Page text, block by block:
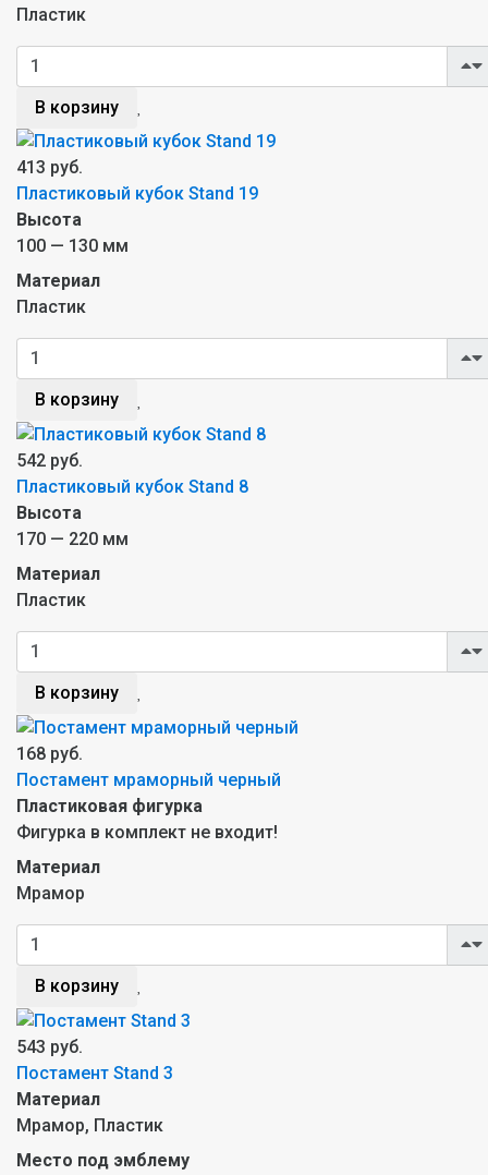
Пластик
В корзину
413 руб.
Пластиковый кубок Stand 19
Высота
100 — 130 мм
Материал
Пластик
В корзину
542 руб.
Пластиковый кубок Stand 8
Высота
170 — 220 мм
Материал
Пластик
В корзину
168 руб.
Постамент мраморный черный
Пластиковая фигурка
Фигурка в комплект не входит!
Материал
Мрамор
В корзину
543 руб.
Постамент Stand 3
Материал
Мрамор, Пластик
Место под эмблему